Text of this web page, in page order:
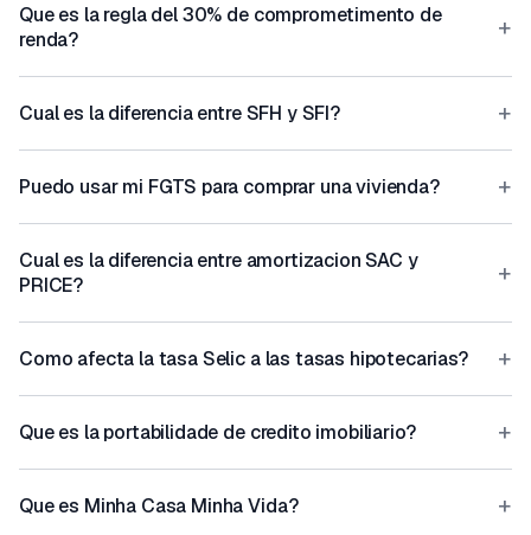
Que es la regla del 30% de comprometimento de
renda?
+
Cual es la diferencia entre SFH y SFI? +
Puedo usar mi FGTS para comprar una vivienda? +
Cual es la diferencia entre amortizacion SAC y
PRICE?
+
Como afecta la tasa Selic a las tasas hipotecarias? +
Que es la portabilidade de credito imobiliario? +
Que es Minha Casa Minha Vida? +